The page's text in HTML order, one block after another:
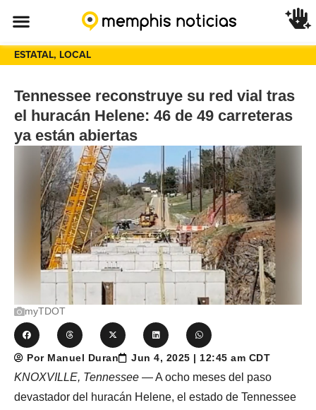
ESTATAL, LOCAL
Tennessee reconstruye su red vial tras
el huracán Helene: 46 de 49 carreteras
ya están abiertas
myTDOT
Por Manuel Duran Jun 4, 2025 | 12:45 am CDT
KNOXVILLE, Tennessee — A ocho meses del paso
devastador del huracán Helene, el estado de Tennessee